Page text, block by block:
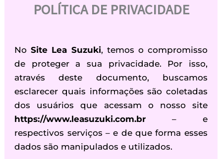
POLÍTICA DE PRIVACIDADE
NoSite Lea Suzuki, temos o compromisso
de proteger a sua privacidade. Por isso,
através deste documento, buscamos
esclarecer quais informações são coletadas
dos usuários que acessam o nosso site
https://www.leasuzuki.com.br – e
respectivos serviços – e de que forma esses
dados são manipulados e utilizados.